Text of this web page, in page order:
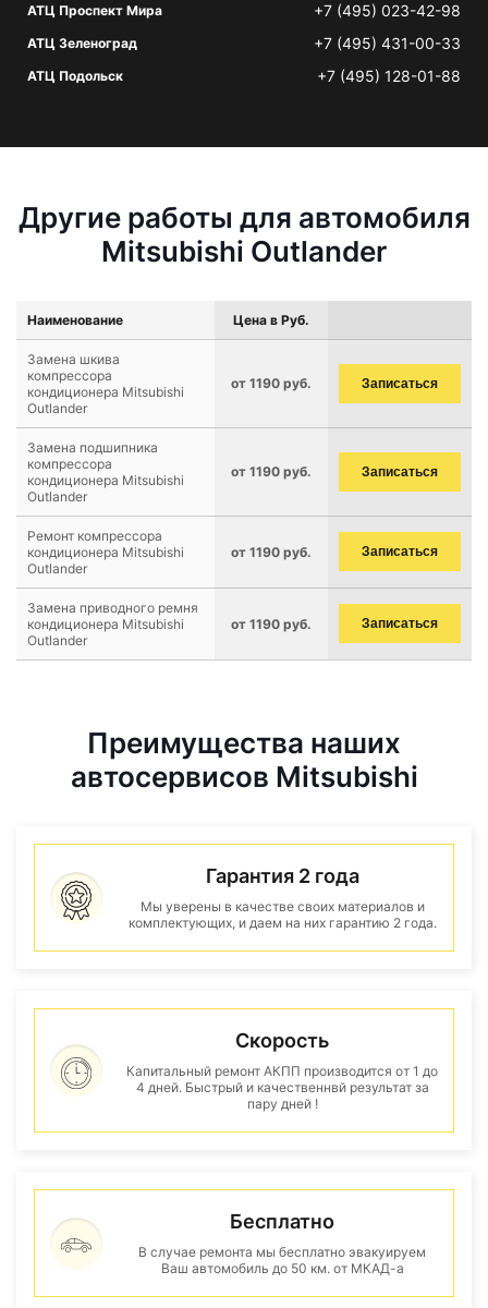
АТЦ Проспект Мира +7 (495) 023-42-98
АТЦ Зеленоград +7 (495) 431-00-33
АТЦ Подольск +7 (495) 128-01-88
Другие работы для автомобиля
Mitsubishi Outlander
Наименование Цена в Руб.
Замена шкива
компрессора
кондиционера Mitsubishi
Outlander
от 1190 руб. Записаться
Замена подшипника
компрессора
кондиционера Mitsubishi
Outlander
от 1190 руб. Записаться
Ремонт компрессора
кондиционера Mitsubishi
Outlander
от 1190 руб. Записаться
Замена приводного ремня
кондиционера Mitsubishi
Outlander
от 1190 руб. Записаться
Преимущества наших
автосервисов Mitsubishi
Гарантия 2 года
Мы уверены в качестве своих материалов и
комплектующих, и даем на них гарантию 2 года.
Скорость
Капитальный ремонт АКПП производится от 1 до
4 дней. Быстрый и качественнвй результат за
пару дней !
Бесплатно
В случае ремонта мы бесплатно эвакуируем
Ваш автомобиль до 50 км. от МКАД-а